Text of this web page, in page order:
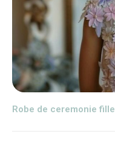
Robe de ceremonie fille